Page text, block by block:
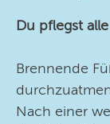
Bewerbung
Online
Aktuelles
Du pflegst
Brennende
Nach einer